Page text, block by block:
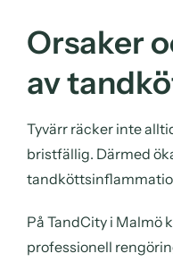
Orsaker
av
Tyvärr räcker inte
bristfällig. Därmed
På TandCity i Malmö
professionell